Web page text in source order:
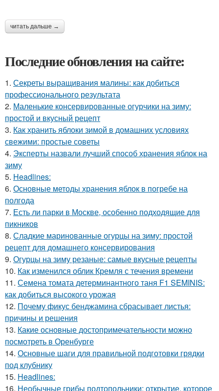
читать дальше →
Последние обновления на сайте:
1. Секреты выращивания малины: как добиться
профессионального результата
2. Маленькие консервированные огурчики на зиму:
простой и вкусный рецепт
3. Как хранить яблоки зимой в домашних условиях
свежими: простые советы
4. Эксперты назвали лучший способ хранения яблок на
зиму
5. Headlines:
6. Основные методы хранения яблок в погребе на
полгода
7. Есть ли парки в Москве, особенно подходящие для
пикников
8. Сладкие маринованные огурцы на зиму: простой
рецепт для домашнего консервирования
9. Огурцы на зиму резаные: самые вкусные рецепты
10. Как изменился облик Кремля с течения времени
11. Семена томата детерминантного таня F1 SEMINIS:
как добиться высокого урожая
12. Почему фикус бенджамина сбрасывает листья:
причины и решения
13. Какие основные достопримечательности можно
посмотреть в Оренбурге
14. Основные шаги для правильной подготовки грядки
под клубнику
15. Headlines:
16. Необычные грибы подтопольники: открытие, которое